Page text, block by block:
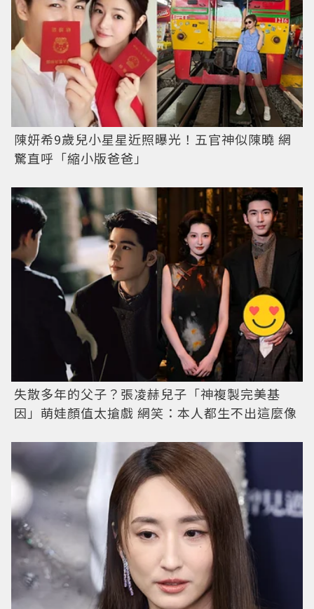
陳妍希9歲兒小星星近照曝光！五官神似陳曉 網
驚直呼「縮小版爸爸」
失散多年的父子？張凌赫兒子「神複製完美基
因」萌娃顏值太搶戲 網笑：本人都生不出這麼像